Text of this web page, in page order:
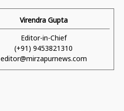
Virendra Gupta
Editor-in-Chief
(+91) 9453821310
editor@mirzapurnews.com